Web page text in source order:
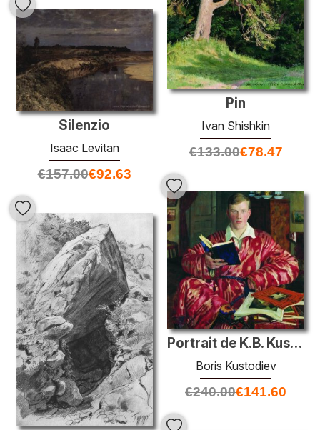
Pin
Ivan Shishkin
€133.00€78.47
Silenzio
Isaac Levitan
€157.00€92.63
Portrait de K.B. Kustodiev
Boris Kustodiev
€240.00€141.60